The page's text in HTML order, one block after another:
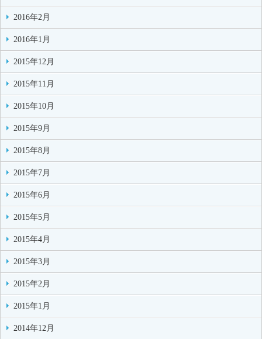
2016年2月
2016年1月
2015年12月
2015年11月
2015年10月
2015年9月
2015年8月
2015年7月
2015年6月
2015年5月
2015年4月
2015年3月
2015年2月
2015年1月
2014年12月